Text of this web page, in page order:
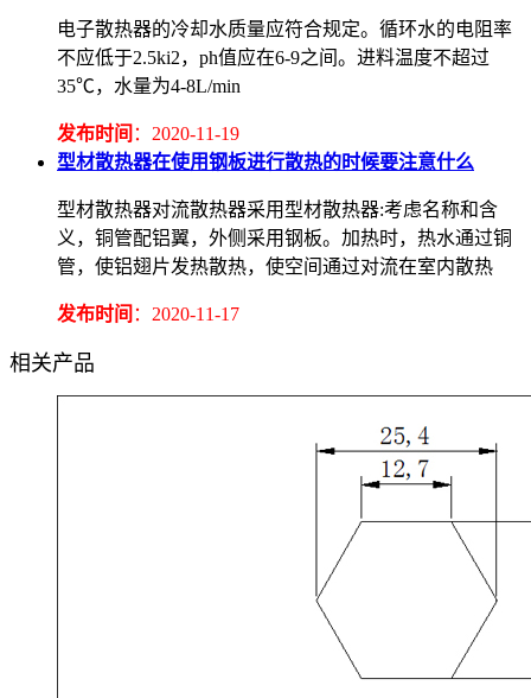
电子散热器的冷却水质量应符合规定。循环水的电阻率
不应低于2.5ki2，ph值应在6-9之间。进料温度不超过
35℃，水量为4-8L/min
发布时间 ：2020-11-19
型材散热器在使用钢板进行散热的时候要注意什么
型材散热器对流散热器采用型材散热器:考虑名称和含
义，铜管配铝翼，外侧采用钢板。加热时，热水通过铜
管，使铝翅片发热散热，使空间通过对流在室内散热
发布时间 ：2020-11-17
相关产品